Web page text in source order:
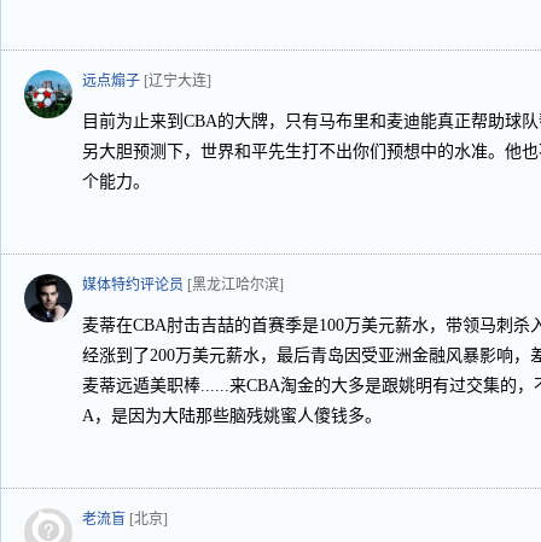
远点煽子 [辽宁大连]
目前为止来到CBA的大牌，只有马布里和麦迪能真正帮助球
另大胆预测下，世界和平先生打不出你们预想中的水准。他
个能力。
媒体特约评论员 [黑龙江哈尔滨]
麦蒂在CBA肘击吉喆的首赛季是100万美元薪水，带领马刺杀
经涨到了200万美元薪水，最后青岛因受亚洲金融风暴影响，
麦蒂远遁美职棒......来CBA淘金的大多是跟姚明有过交集的
A，是因为大陆那些脑残姚蜜人傻钱多。
老流盲 [北京]